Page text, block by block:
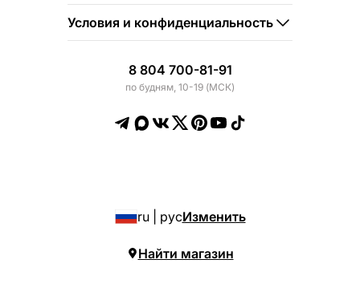
Условия и конфиденциальность
8 804 700-81-91
по будням, 10-19 (МСК)
ru | русИзменить
Найти магазин